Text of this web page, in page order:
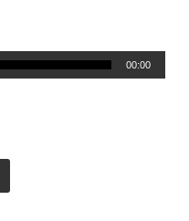
00:00